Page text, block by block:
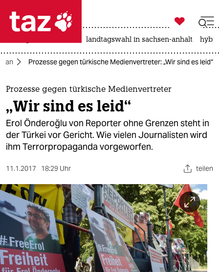
 taz zahl ich
taz zahl ich
themen
politik
öko
gesellschaft
sport
berlin
nord
wahrheit

taz zahl ich
landtagswahl in sachsen-anhalt
Prozesse gegen türkische Medienvertreter: „Wir sind es leid“
Prozesse gegen türkische Medienvertreter
„Wir sind es leid“
Erol Önderoğlu von Reporter ohne Grenzen steht in
der Türkei vor Gericht. Wie vielen Journalisten wird
ihm Terrorpropaganda vorgeworfen.
11.1.2017 18:29 Uhr teilen